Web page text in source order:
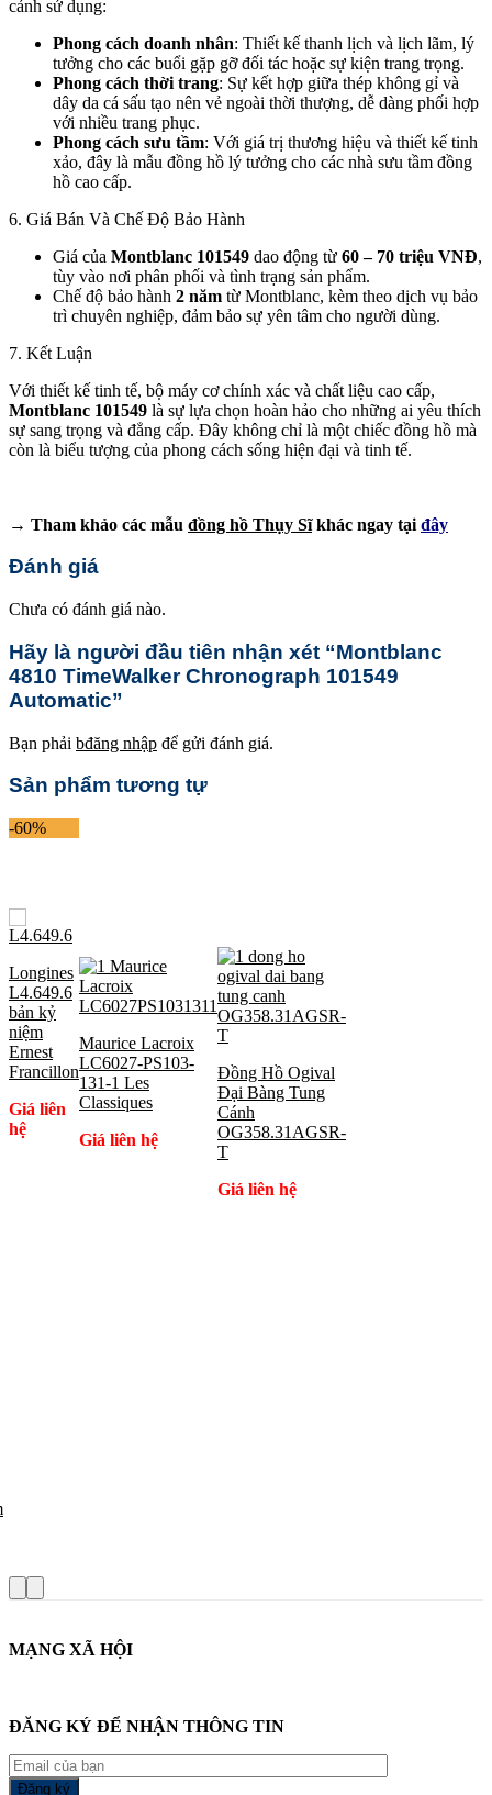
cảnh sử dụng:
Phong cách doanh nhân: Thiết kế thanh lịch và lịch lãm, lý
tưởng cho các buổi gặp gỡ đối tác hoặc sự kiện trang trọng.
Phong cách thời trang: Sự kết hợp giữa thép không gỉ và
dây da cá sấu tạo nên vẻ ngoài thời thượng, dễ dàng phối hợp
với nhiều trang phục.
Phong cách sưu tầm: Với giá trị thương hiệu và thiết kế tinh
xảo, đây là mẫu đồng hồ lý tưởng cho các nhà sưu tầm đồng
hồ cao cấp.
6. Giá Bán Và Chế Độ Bảo Hành
Giá của Montblanc 101549 dao động từ 60 – 70 triệu VNĐ,
tùy vào nơi phân phối và tình trạng sản phẩm.
Chế độ bảo hành 2 năm từ Montblanc, kèm theo dịch vụ bảo
trì chuyên nghiệp, đảm bảo sự yên tâm cho người dùng.
7. Kết Luận
Với thiết kế tinh tế, bộ máy cơ chính xác và chất liệu cao cấp,
Montblanc 101549 là sự lựa chọn hoàn hảo cho những ai yêu thích
sự sang trọng và đẳng cấp. Đây không chỉ là một chiếc đồng hồ mà
còn là biểu tượng của phong cách sống hiện đại và tinh tế.
→ Tham khảo các mẫu đồng hồ Thụy Sĩkhác ngay tại đây
Đánh giá
Chưa có đánh giá nào.
Hãy là người đầu tiên nhận xét “Montblanc
4810 TimeWalker Chronograph 101549
Automatic”
Bạn phải bđăng nhập để gửi đánh giá.
Sản phẩm tương tự
-60%
Longines
L4.649.6
bản kỷ
niệm
Ernest
Francillon
Giá liên
hệ
Maurice Lacroix
LC6027-PS103-
131-1 Les
Classiques
Giá liên hệ
Đồng Hồ Ogival
Đại Bàng Tung
Cánh
OG358.31AGSR-
T
Giá liên hệ
MẠNG XÃ HỘI
ĐĂNG KÝ ĐỂ NHẬN THÔNG TIN